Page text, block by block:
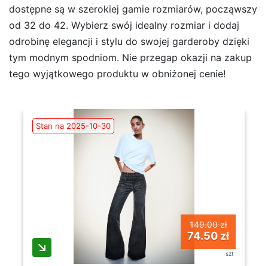
dostępne są w szerokiej gamie rozmiarów, począwszy
od 32 do 42. Wybierz swój idealny rozmiar i dodaj
odrobinę elegancji i stylu do swojej garderoby dzięki
tym modnym spodniom. Nie przegap okazji na zakup
tego wyjątkowego produktu w obniżonej cenie!
Stan na 2025-10-30
149.00 zł
74.50 zł
szt